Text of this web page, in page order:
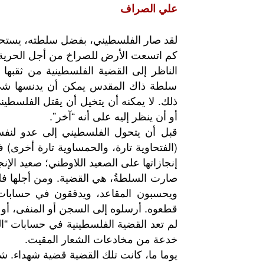
علي الصراف
لقد صار الفلسطيني، بفضل سلطته،
كم اتسعت الأرض للصراخ من أجل
الناظر إلى القضية الفلسطينية من
سلطة ذاك المقدس يمكن أن يدنسها شيء
ذلك. لا يمكنه أن يتخيل أن يقتل
أو أن ينظر إليه على أنه “آخر”.
قبل أن يتحول الفلسطيني إلى عدو
(الفتحاوية تارة، والحمساوية تارة
إنجازاتها على الصعيد اللاوطني؛ صعيد
صارت السلطةُ، هي القضية. ومن أجلها
ويحسبون المقاعد، ويدققون في حسابات
قطعوه. أرسلوه إلى السجن أو المنفى،
لم تعد القضية الفلسطينية في حسابات
خدعة من مخادعات الشعار المقيت.
يوما ما، كانت تلك القضية قضية